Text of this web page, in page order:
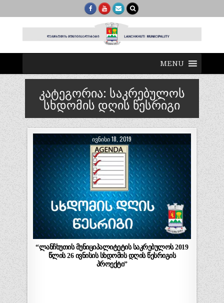
MENU
კატეგორია: საკრებულოს
სხდომის დღის წესრიგი
ᲘᲕᲜᲘᲡᲘ 18, 2019
“ლანჩხუთის მუნიციპალიტეტის საკრებულოს 2019
წლის 26 ივნისის სხდომის დღის წესრიგის
პროექტი”